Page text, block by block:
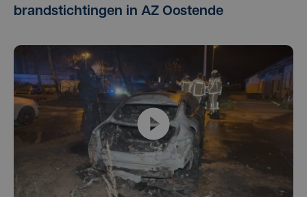
brandstichtingen in AZ Oostende